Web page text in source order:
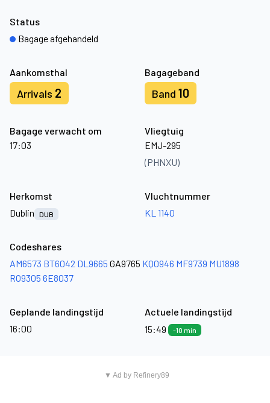
Aankomsthal
Arrivals 2
Bagageband
Band 10
Bagage verwacht om
17:03
Vliegtuig
EMJ-295
(PHNXU)
Status
Bagage afgehandeld
Herkomst
Dublin
DUB
Vluchtnummer
KL 1140
Codeshares
AM6573 BT6042 DL9665 GA9765 KQ0946 MF9739 MU1898
RO9305 6E8037
Geplande landingstijd
16:00
Actuele landingstijd
15:49
-10 min
▼ Ad by Refinery89